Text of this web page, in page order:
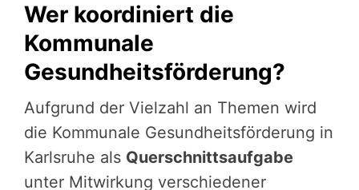
Wer koordiniert die
Kommunale
Gesundheitsförderung?
Aufgrund der Vielzahl an Themen wird
die Kommunale Gesun­d­heits­­­för­­de­rung in
Karlsruhe als Querschnitts­auf­­­gabe
unter Mitwirkung verschiedener